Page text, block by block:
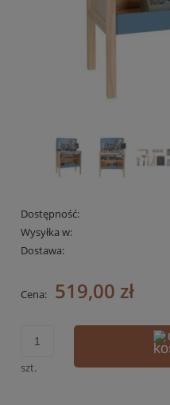
Dostępność:
Wysyłka w:
Dostawa:
Cena nie zawiera
Cena: 519,00 zł
szt.